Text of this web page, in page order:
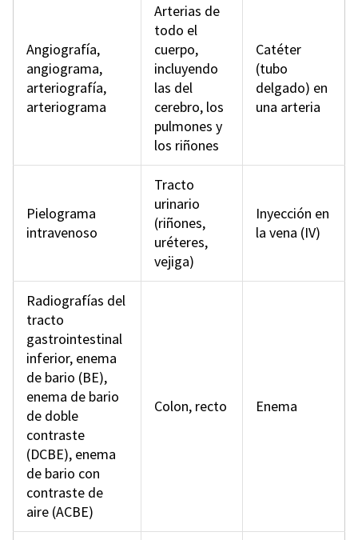
Angiografía,
angiograma,
arteriografía,
arteriograma
Arterias de
todo el
cuerpo,
incluyendo
las del
cerebro, los
pulmones y
los riñones
Catéter
(tubo
delgado) en
una arteria
Pielograma
intravenoso
Tracto
urinario
(riñones,
uréteres,
vejiga)
Inyección en
la vena (IV)
Radiografías del
tracto
gastrointestinal
inferior, enema
de bario (BE),
enema de bario
de doble
contraste
(DCBE), enema
de bario con
contraste de
aire (ACBE)
Colon, recto Enema